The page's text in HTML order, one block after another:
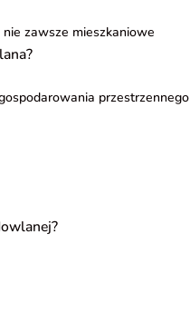
zawsze mieszkaniowe
przestrzennego